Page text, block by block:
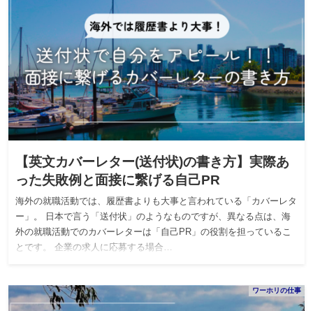
【英文カバーレター(送付状)の書き方】実際あ
った失敗例と面接に繋げる自己PR
海外の就職活動では、履歴書よりも大事と言われている「カバーレタ
ー」。 日本で言う「送付状」のようなものですが、異なる点は、海
外の就職活動でのカバーレターは「自己PR」の役割を担っているこ
とです。 企業の求人に応募する場合…
ワーホリの仕事